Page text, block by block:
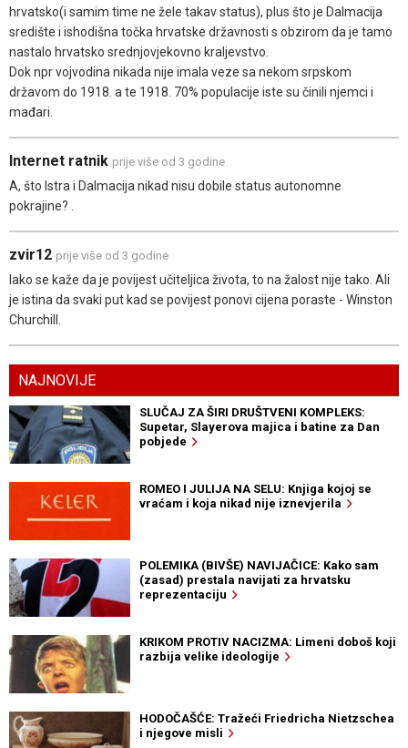
hrvatsko(i samim time ne žele takav status), plus što je Dalmacija
središte i ishodišna točka hrvatske državnosti s obzirom da je tamo
nastalo hrvatsko srednjovjekovno kraljevstvo.
Dok npr vojvodina nikada nije imala veze sa nekom srpskom
državom do 1918. a te 1918. 70% populacije iste su činili njemci i
mađari.
Internet ratnik prije više od 3 godine
A, što Istra i Dalmacija nikad nisu dobile status autonomne
pokrajine? .
zvir12 prije više od 3 godine
Iako se kaže da je povijest učiteljica života, to na žalost nije tako. Ali
je istina da svaki put kad se povijest ponovi cijena poraste - Winston
Churchill.
NAJNOVIJE
SLUČAJ ZA ŠIRI DRUŠTVENI KOMPLEKS:
Supetar, Slayerova majica i batine za Dan
pobjede
ROMEO I JULIJA NA SELU: Knjiga kojoj se
vraćam i koja nikad nije iznevjerila
POLEMIKA (BIVŠE) NAVIJAČICE: Kako sam
(zasad) prestala navijati za hrvatsku
reprezentaciju
KRIKOM PROTIV NACIZMA: Limeni doboš koji
razbija velike ideologije
HODOČAŠĆE: Tražeći Friedricha Nietzschea
i njegove misli